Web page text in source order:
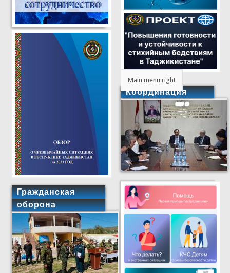
Гражданская
оборона
Main menu right
Координация